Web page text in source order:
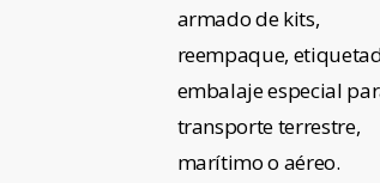
armado de kits,
reempaque,
embalaje especial
transporte terrestre,
marítimo o aéreo.